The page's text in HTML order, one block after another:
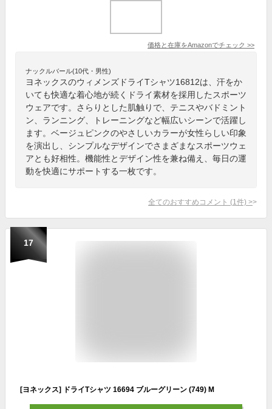
価格と在庫をAmazonでチェック >>
ナックルバール(10代・男性)
ヨネックスのウィメンズドライTシャツ16812は、汗をか
いても快適な着心地が続くドライ素材を採用したスポーツ
ウェアです。さらりとした肌触りで、テニスやバドミント
ン、ランニング、トレーニングなど幅広いシーンで活躍し
ます。ベージュピンクのやさしいカラーが女性らしい印象
を演出し、シンプルなデザインでさまざまなスポーツウェ
アとも好相性。機能性とデザイン性を兼ね備え、毎日の運
動を快適にサポートする一枚です。
全てのおすすめコメント (1 件) >
17
[ヨネックス] ドライTシャツ 16694 ブルーグリーン (749) M